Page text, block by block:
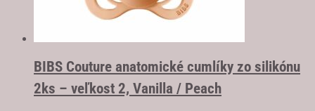
BIBS Couture anatomické cumlíky zo silikónu
2ks – veľkost 2, Vanilla / Peach